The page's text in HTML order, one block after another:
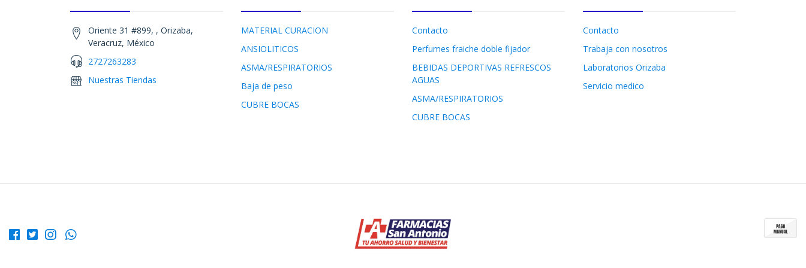
Oriente 31 #899, , Orizaba,
Veracruz, México
2727263283
Nuestras Tiendas
MATERIAL CURACION
ANSIOLITICOS
ASMA/RESPIRATORIOS
Baja de peso
CUBRE BOCAS
Contacto
Perfumes fraiche doble fijador
BEBIDAS DEPORTIVAS REFRESCOS
AGUAS
ASMA/RESPIRATORIOS
CUBRE BOCAS
Contacto
Trabaja con nosotros
Laboratorios Orizaba
Servicio medico